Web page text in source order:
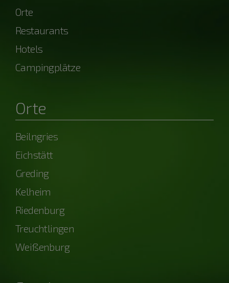
Orte
Restaurants
Hotels
Campingplätze
Orte
Beilngries
Eichstätt
Greding
Kelheim
Riedenburg
Treuchtlingen
Weißenburg